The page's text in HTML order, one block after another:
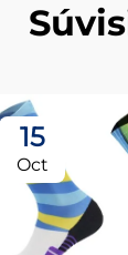
15
Oct